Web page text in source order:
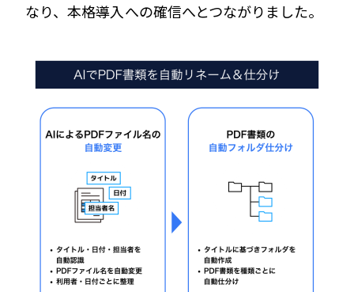
なり、本格導入への確信へとつながりました。